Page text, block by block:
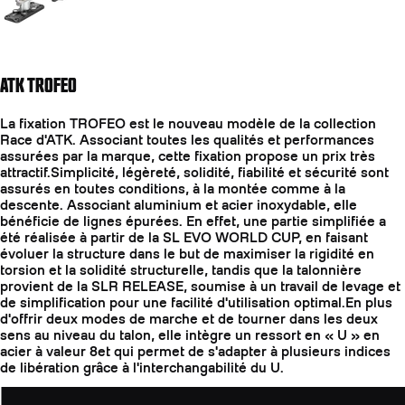
ATK TROFEO
La fixation TROFEO est le nouveau modèle de la collection
Race d'ATK. Associant toutes les qualités et performances
assurées par la marque, cette fixation propose un prix très
attractif.Simplicité, légèreté, solidité, fiabilité et sécurité sont
assurés en toutes conditions, à la montée comme à la
descente. Associant aluminium et acier inoxydable, elle
bénéficie de lignes épurées. En effet, une partie simplifiée a
été réalisée à partir de la SL EVO WORLD CUP, en faisant
évoluer la structure dans le but de maximiser la rigidité en
torsion et la solidité structurelle, tandis que la talonnière
provient de la SLR RELEASE, soumise à un travail de levage et
de simplification pour une facilité d'utilisation optimal.En plus
d'offrir deux modes de marche et de tourner dans les deux
sens au niveau du talon, elle intègre un ressort en « U » en
acier à valeur 8et qui permet de s'adapter à plusieurs indices
de libération grâce à l'interchangabilité du U.